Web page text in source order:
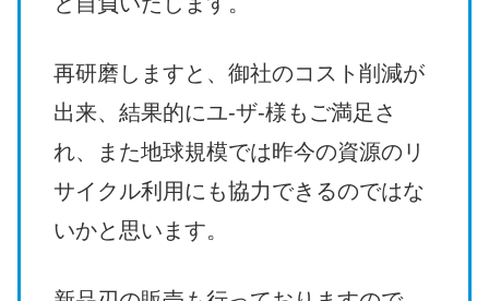
再研磨しますと、御社のコスト削減が
出来、結果的にユ-ザ-様もご満足さ
れ、また地球規模では昨今の資源のリ
サイクル利用にも協力できるのではな
いかと思います。